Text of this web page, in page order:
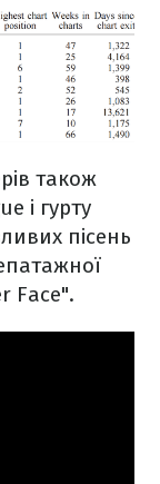
також
і гурту
пісень
Face".